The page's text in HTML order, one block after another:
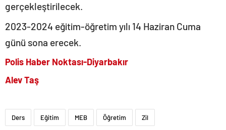
gerçekleştirilecek.
2023-2024 eğitim-öğretim yılı 14 Haziran Cuma
günü sona erecek.
Polis Haber Noktası-Diyarbakır
Alev Taş
Ders Eğitim MEB Öğretim Zil